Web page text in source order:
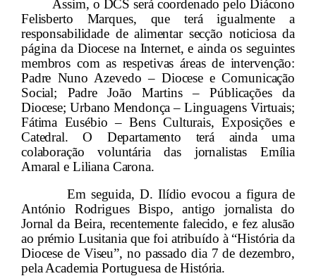
Assim, o DCS será coordenado pelo Diácono
Felisberto Marques, que terá igualmente a
responsabilidade de alimentar secção noticiosa da
página da Diocese na Internet, e ainda os seguintes
membros com as respetivas áreas de intervenção:
Padre Nuno Azevedo – Diocese e Comunicação
Social; Padre João Martins – Públicações da
Diocese; Urbano Mendonça – Linguagens Virtuais;
Fátima Eusébio – Bens Culturais, Exposições e
Catedral. O Departamento terá ainda uma
colaboração voluntária das jornalistas Emília
Amaral e Liliana Carona.
Em seguida, D. Ilídio evocou a figura de
António Rodrigues Bispo, antigo jornalista do
Jornal da Beira, recentemente falecido, e fez alusão
ao prémio Lusitania que foi atribuído à “História da
Diocese de Viseu”, no passado dia 7 de dezembro,
pela Academia Portuguesa de História.